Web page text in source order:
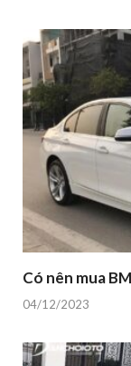
Có nên mua
04/12/2023